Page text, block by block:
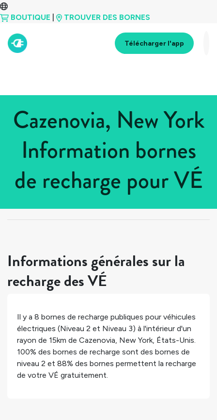
BOUTIQUE TROUVER DES BORNES
Télécharger l'app
Cazenovia, New York
Information bornes
de recharge pour VÉ
États-Unis > New York
Informations générales sur la
recharge des VÉ
Il y a 8 bornes de recharge publiques pour véhicules
électriques (Niveau 2 et Niveau 3) à l'intérieur d'un
rayon de 15km de Cazenovia, New York, États-Unis.
100% des bornes de recharge sont des bornes de
niveau 2 et 88% des bornes permettent la recharge
de votre VÉ gratuitement.